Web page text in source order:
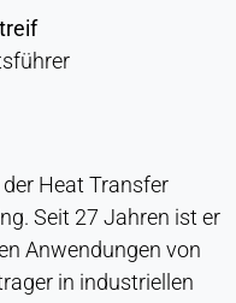
Heat Transfer
Seit 27 Jahren ist er
Anwendungen von
in industriellen
wie die Website